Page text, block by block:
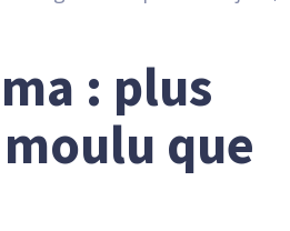
: plus
que